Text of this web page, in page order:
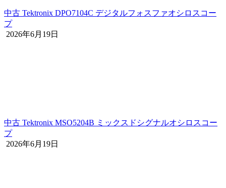
中古 Tektronix DPO7104C デジタルフォスファオシロスコー
プ
2026年6月19日
中古 Tektronix MSO5204B ミックスドシグナルオシロスコー
プ
2026年6月19日